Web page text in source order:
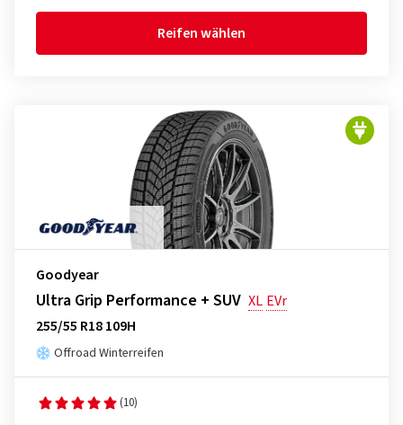
Reifen wählen
Goodyear
Ultra Grip Performance + SUV XL EVr
255/55 R18 109H
Offroad Winterreifen
(10)